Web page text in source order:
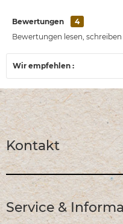
Bewertungen
4
Bewertungen lesen,
Wir empfehlen :
Kontakt
Service &